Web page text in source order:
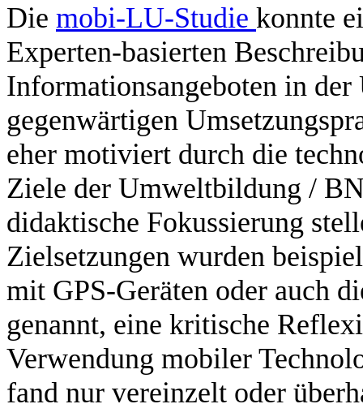
Die mobi-LU-Studie konnte
Experten-basierten
Informationsangeboten in
gegenwärtigen
eher motiviert durch die
Ziele der Umweltbildung /
didaktische Fokussierung
Zielsetzungen wurden
mit GPS-Geräten oder auch
genannt, eine kritische
Verwendung mobiler
fand nur vereinzelt oder